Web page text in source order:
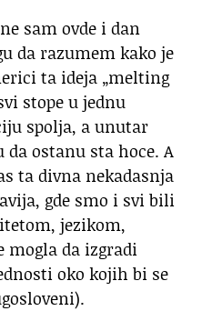
sam ovde i dan
da razumem kako je
ta ideja „melting
stope u jednu
spolja, a unutar
da ostanu sta hoce. A
ta divna nekadasnja
gde smo i svi bili
jezikom,
da izgradi
oko kojih bi se